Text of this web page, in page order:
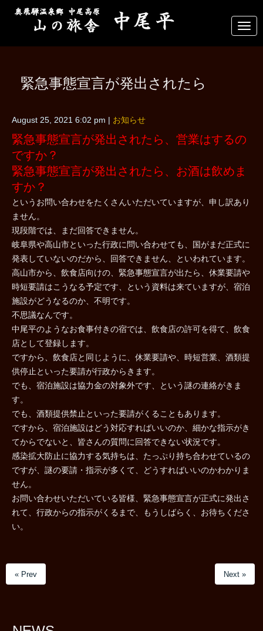
N
a
v
緊急事態宣言が発出されたら
August 25, 2021 6:02 pm お知らせ
緊急事態宣言が発出されたら、営業はするの
ですか？
緊急事態宣言が発出されたら、お酒は飲めま
すか？
というお問い合わせをたくさんいただいていますが、申し訳あり
ません。
現段階では、まだ回答できません。
岐阜県や高山市といった行政に問い合わせても、国がまだ正式に
発表していないのだから、回答できません、といわれています。
高山市から、飲食店向けの、緊急事態宣言が出たら、休業要請や
時短要請はこうなる予定です、という資料は来ていますが、宿泊
施設がどうなるのか、不明です。
不思議なんです。
中尾平のようなお食事付きの宿では、飲食店の許可を得て、飲食
店として登録します。
ですから、飲食店と同じように、休業要請や、時短営業、酒類提
供停止といった要請が行政からきます。
でも、宿泊施設は協力金の対象外です、という謎の連絡がきま
す。
でも、酒類提供禁止といった要請がくることもあります。
ですから、宿泊施設はどう対応すればいいのか、細かな指示がき
てからでないと、皆さんの質問に回答できない状況です。
感染拡大防止に協力する気持ちは、たっぷり持ち合わせているの
ですが、謎の要請・指示が多くて、どうすればいいのかわかりま
せん。
お問い合わせいただいている皆様、緊急事態宣言が正式に発出さ
れて、行政からの指示がくるまで、もうしばらく、お待ちくださ
い。
« Prev Next »